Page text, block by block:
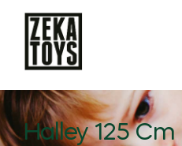
Halley 125 Cm